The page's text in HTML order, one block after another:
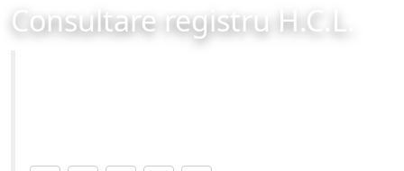
Consultare registru H.C.L.